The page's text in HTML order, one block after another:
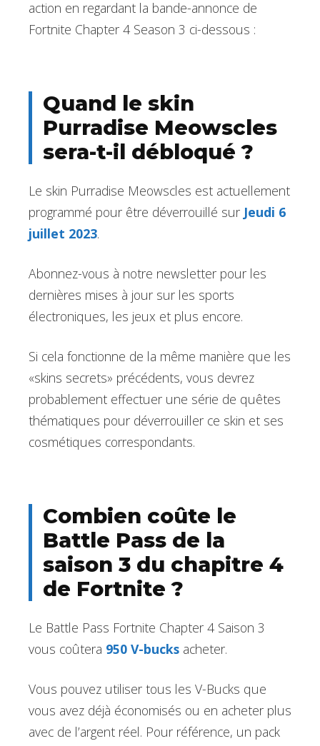
action en regardant la bande-annonce de
Fortnite Chapter 4 Season 3 ci-dessous :
Quand le skin
Purradise Meowscles
sera-t-il débloqué ?
Le skin Purradise Meowscles est actuellement
programmé pour être déverrouillé sur Jeudi 6
juillet 2023.
Abonnez-vous à notre newsletter pour les
dernières mises à jour sur les sports
électroniques, les jeux et plus encore.
Si cela fonctionne de la même manière que les
«skins secrets» précédents, vous devrez
probablement effectuer une série de quêtes
thématiques pour déverrouiller ce skin et ses
cosmétiques correspondants.
Combien coûte le
Battle Pass de la
saison 3 du chapitre 4
de Fortnite ?
Le Battle Pass Fortnite Chapter 4 Saison 3
vous coûtera 950 V-bucks acheter.
Vous pouvez utiliser tous les V-Bucks que
vous avez déjà économisés ou en acheter plus
avec de l’argent réel. Pour référence, un pack